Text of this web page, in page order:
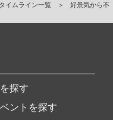
タイムライン一覧 ＞
好景気から不
探す
ントを探す